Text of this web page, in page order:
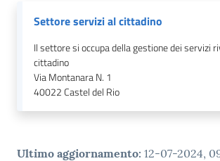
Settore servizi al cittadino
Il settore si occupa della gestione dei servizi
cittadino
Via Montanara N. 1
40022Castel del Rio
Ultimo aggiornamento: 12-07-2024,